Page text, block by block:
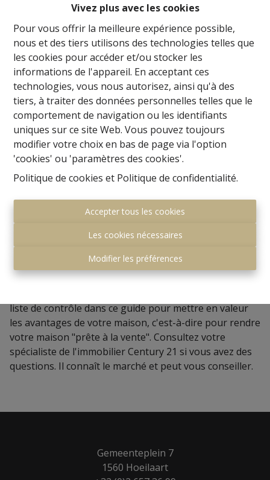
Vivez plus avec les cookies
Pour vous offrir la meilleure expérience possible,
nous et des tiers utilisons des technologies telles que
les cookies pour accéder et/ou stocker les
informations de l'appareil. En acceptant ces
technologies, vous nous autorisez, ainsi qu'à des
tiers, à traiter des données personnelles telles que le
comportement de navigation ou les identifiants
uniques sur ce site Web. Vous pouvez toujours
modifier votre choix en bas de page via l'option
'cookies' ou 'paramètres des cookies'.
Politique de cookies et Politique de confidentialité.
Accepter tous les cookies
Les cookies nécessaires
Modifier les préférences
semaines. Il y a beaucoup de choses que vous pouvez
faire pour rendre votre maison attrayante. Jetez un
regard différent sur votre maison du point de vue des
acheteurs et vous constaterez que vous avez plus
d'actifs que vous ne le pensiez.
Les robinets qui fuient, par exemple, donnent une
impression moins soignée et rendent rapidement une
maison moins attrayante. L'acheteur potentiel peut
penser que la propriété entière est en mauvais état.
Par conséquent, créez une première impression
positive en stimulant positivement tous les sens des
visiteurs! Rendre votre maison encore plus attrayante
pour mieux réussir auprès des acheteurs ne doit pas
nécessairement coûter cher. Quelques interventions
mineures peuvent augmenter considérablement vos
Le système Century 21 vise à vendre votre propriété au
meilleur prix dans les plus brefs délais. Pour vous y
liste de contrôle dans ce guide pour mettre en valeur
les avantages de votre maison, c'est-à-dire pour rendre
votre maison "prête à la vente". Consultez votre
spécialiste de l'immobilier Century 21 si vous avez des
questions. Il connaît le marché et peut vous conseiller.
Gemeenteplein 7
1560 Hoeilaart